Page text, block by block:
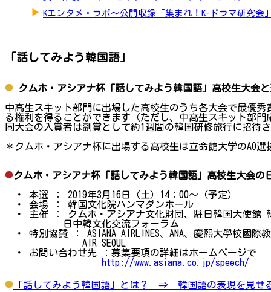
▶ Kエンタメ・ラボ～公開収録「集まれ！K-ドラマ研究会」
「話してみよう韓国語」
クムホ・アシアナ杯「話してみよう韓国語」高校生大会
中高生スキット部門に出場した高校生のうち各大会で最優
る権利を得ることができます（ただし、中高生スキット部
同大会の入賞者は副賞として約1週間の韓国研修旅行に招待
＊クムホ・アシアナ杯に出場する高校生は立命館大学のAO
クムホ・アシアナ杯「話してみよう韓国語」高校生大会の
・ 本選 ： 2019年3月16日（土）14：00～（予定）
・ 会場 ： 韓国文化院ハンマダンホール
・ 主催 ： クムホ・アシアナ文化財団、駐日韓国大使館
日中韓文化交流フォーラム
・ 特別協賛 ： ASIANA AIRLINES、ANA、慶煕大學校國際教
AIR SEOUL
・ お問い合わせ先 ：募集要項の詳細はホームページで
http://www.asiana.co.jp/speech/
「話してみよう韓国語」とは？ ⇒ 韓国語の表現を見せ